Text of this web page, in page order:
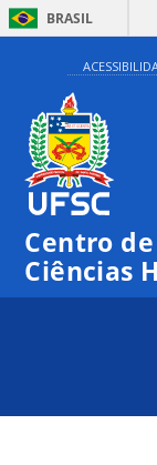
BRASIL
Centro
Ciências